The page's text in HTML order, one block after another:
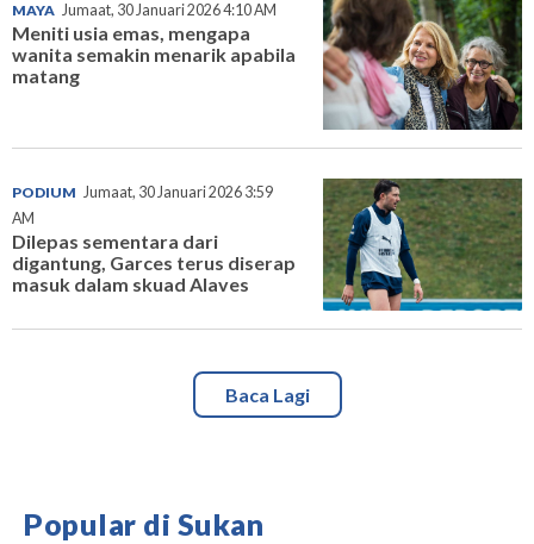
MAYA Jumaat, 30 Januari 2026 4:10 AM
Meniti usia emas, mengapa
wanita semakin menarik apabila
matang
PODIUM Jumaat, 30 Januari 2026 3:59
AM
Dilepas sementara dari
digantung, Garces terus diserap
masuk dalam skuad Alaves
Baca Lagi
Popular di Sukan